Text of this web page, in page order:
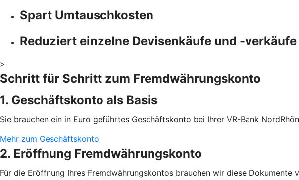
Spart Umtauschkosten
Reduziert einzelne Devisenkäufe und -verkäufe
>
Schritt für Schritt zum Fremdwährungskonto
1. Geschäftskonto als Basis
Sie brauchen ein in Euro geführtes Geschäftskonto bei Ihrer VR-Bank
Mehr zum Geschäftskonto
2. Eröffnung Fremdwährungskonto
Für die Eröffnung Ihres Fremdwährungskontos brauchen wir diese Dokumente